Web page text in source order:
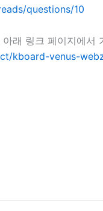
questions/10
래 링크 페이지에서
kboard-venus-